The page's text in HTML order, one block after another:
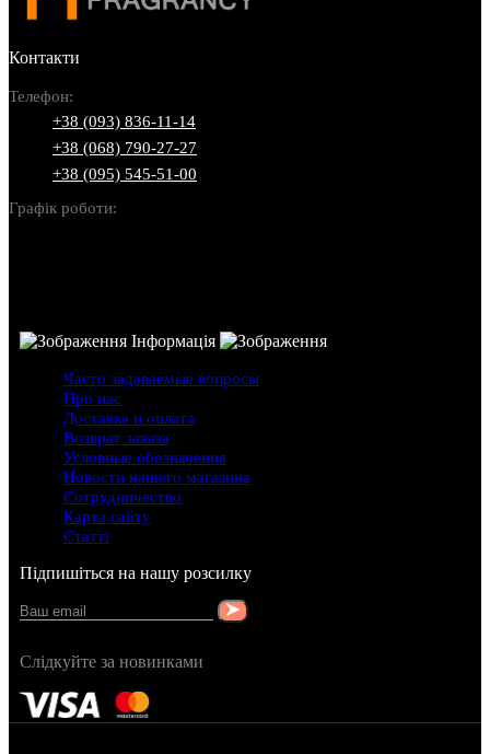
Контакти
Телефон:
+38 (093) 836-11-14
+38 (068) 790-27-27
+38 (095) 545-51-00
Графік роботи:
Інформація
Часто задаваемые вопросы
Про нас
Доставка и оплата
Возврат заказа
Условные обозначения
Новости нашего магазина
Сотрудничество
Карта сайту
Статті
Підпишіться на нашу розсилку
Слідкуйте за новинками